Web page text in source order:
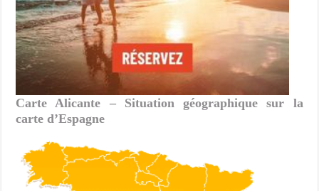
Carte Alicante – Situation géographique sur la
carte d’Espagne